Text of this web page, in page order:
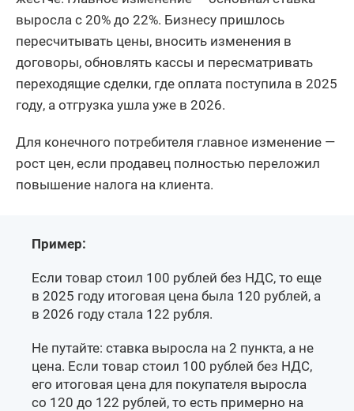
выросла с 20% до 22%. Бизнесу пришлось
пересчитывать цены, вносить изменения в
договоры, обновлять кассы и пересматривать
переходящие сделки, где оплата поступила в 2025
году, а отгрузка ушла уже в 2026.
Для конечного потребителя главное изменение —
рост цен, если продавец полностью переложил
повышение налога на клиента.
Пример:
Если товар стоил 100 рублей без НДС, то еще
в 2025 году итоговая цена была 120 рублей, а
в 2026 году стала 122 рубля.
Не путайте: ставка выросла на 2 пункта, а не
цена. Если товар стоил 100 рублей без НДС,
его итоговая цена для покупателя выросла
со 120 до 122 рублей, то есть примерно на